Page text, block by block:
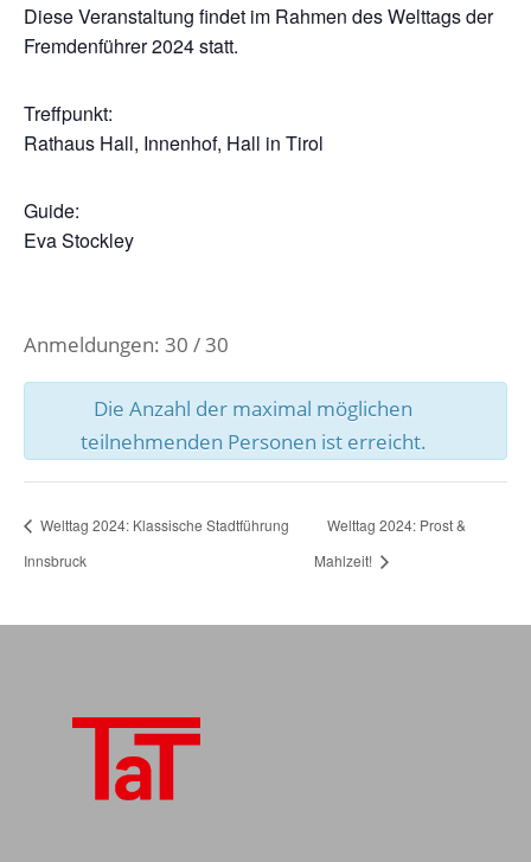
Diese Veranstaltung findet im Rahmen des Welttags der
Fremdenführer 2024 statt.
Treffpunkt:
Rathaus Hall, Innenhof, Hall in Tirol
Guide:
Eva Stockley
Anmeldungen: 30 / 30
Die Anzahl der maximal möglichen
teilnehmenden Personen ist erreicht.
Welttag 2024: Klassische Stadtführung
Innsbruck
Welttag 2024: Prost &
Mahlzeit!